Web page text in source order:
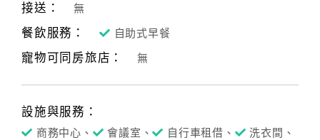
接送：
無
餐飲服務： 自助式早餐
寵物可同房旅店： 無
設施與服務：
商務中心、 會議室、 自行車租借、
洗衣間、